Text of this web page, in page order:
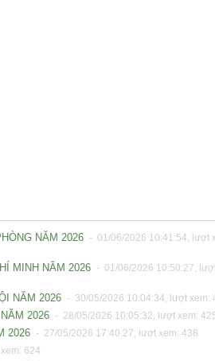
NĂM 2026 - 01/06/2026 10:41:54, lượt
MINH NĂM 2026 - 01/06/2026 10:50:27,
NĂM 2026 - 30/05/2026 10:04:34, lượt xem:
2026 - 28/05/2026 10:05:32, lượt xem:
2026 - 27/05/2026 17:40:27, lượt xem: 438
624